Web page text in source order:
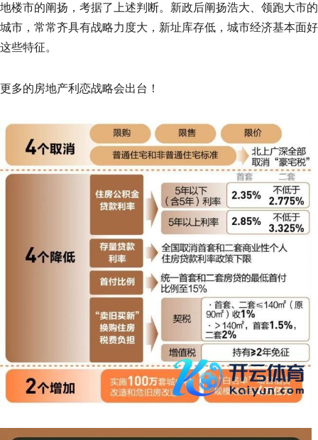
地楼市的阐扬，考据了上述判断。新政后阐扬浩大、领跑大市的
城市，常常齐具有战略力度大，新址库存低，城市经济基本面好
这些特征。
更多的房地产利恋战略会出台！